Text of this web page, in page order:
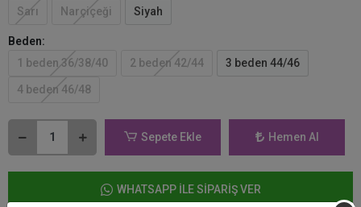
Sarı
Narçiçeği Siyah
Beden:
1 beden 36/38/40
2 beden 42/44 3 beden 44/46
4 beden 46/48
Sepete Ekle Hemen Al
WHATSAPP İLE SİPARİŞ VER